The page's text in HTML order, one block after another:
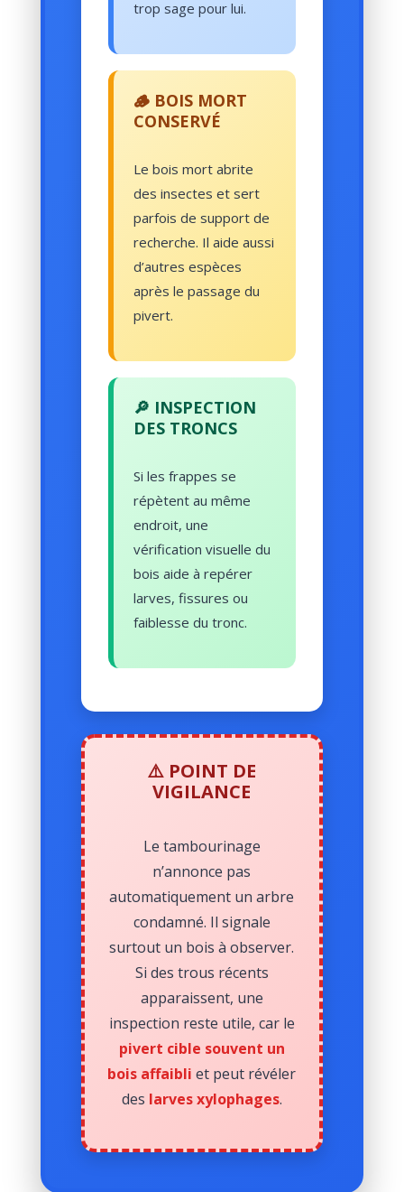
trop sage pour lui.
🪵 BOIS MORT
CONSERVÉ
Le bois mort abrite
des insectes et sert
parfois de support de
recherche. Il aide aussi
d’autres espèces
après le passage du
pivert.
🔎 INSPECTION
DES TRONCS
Si les frappes se
répètent au même
endroit, une
vérification visuelle du
bois aide à repérer
larves, fissures ou
faiblesse du tronc.
⚠️ POINT DE
VIGILANCE
Le tambourinage
n’annonce pas
automatiquement un arbre
condamné. Il signale
surtout un bois à observer.
Si des trous récents
apparaissent, une
inspection reste utile, car le
pivert cible souvent un
bois affaibli et peut révéler
des larves xylophages.